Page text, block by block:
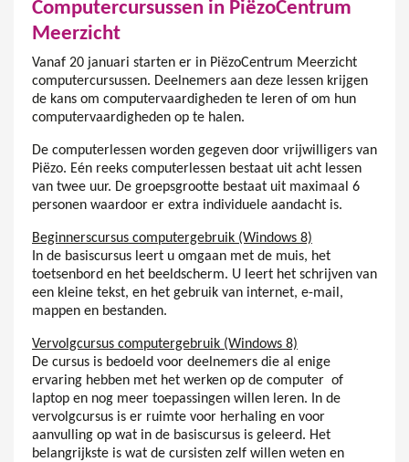
Computercursussen in PiëzoCentrum
Meerzicht
Vanaf 20 januari starten er in PiëzoCentrum Meerzicht
computercursussen. Deelnemers aan deze lessen krijgen
de kans om computervaardigheden te leren of om hun
computervaardigheden op te halen.
De computerlessen worden gegeven door vrijwilligers van
Piëzo. Eén reeks computerlessen bestaat uit acht lessen
van twee uur. De groepsgrootte bestaat uit maximaal 6
personen waardoor er extra individuele aandacht is.
Beginnerscursus computergebruik (Windows 8)
In de basiscursus leert u omgaan met de muis, het
toetsenbord en het beeldscherm. U leert het schrijven van
een kleine tekst, en het gebruik van internet, e-mail,
mappen en bestanden.
Vervolgcursus computergebruik (Windows 8)
De cursus is bedoeld voor deelnemers die al enige
ervaring hebben met het werken op de computer of
laptop en nog meer toepassingen willen leren. In de
vervolgcursus is er ruimte voor herhaling en voor
aanvulling op wat in de basiscursus is geleerd. Het
belangrijkste is wat de cursisten zelf willen weten en